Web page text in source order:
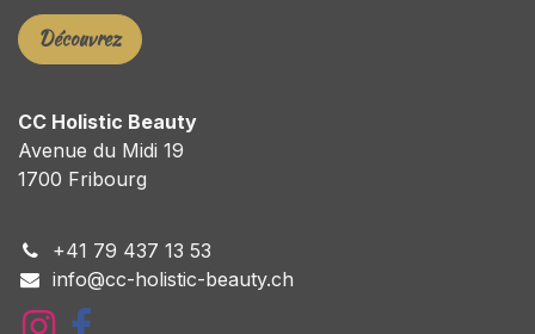
Découvrez
+41 79 437 13 53
info@cc-holistic-beauty.ch
CC Holistic Beauty
Avenue du Midi 19
1700 Fribourg